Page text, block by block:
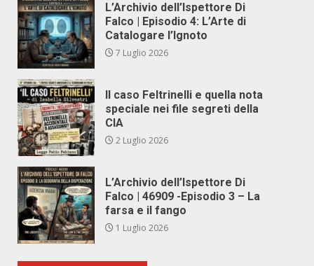
L’Archivio dell’Ispettore Di
Falco | Episodio 4: L’Arte di
Catalogare l’Ignoto
7 Luglio 2026
Il caso Feltrinelli e quella nota
speciale nei file segreti della
CIA
2 Luglio 2026
L’Archivio dell’Ispettore Di
Falco | 46909 -Episodio 3 – La
farsa e il fango
1 Luglio 2026